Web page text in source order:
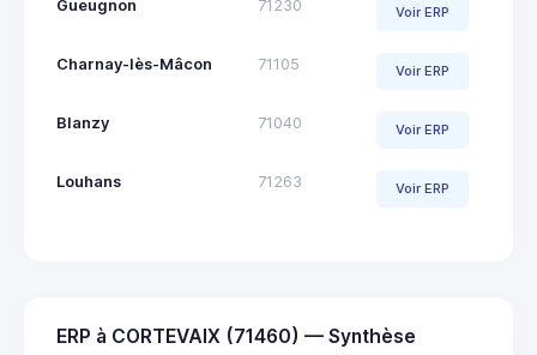
Gueugnon 71230 Voir ERP
Charnay-lès-Mâcon 71105 Voir ERP
Blanzy 71040 Voir ERP
Louhans 71263 Voir ERP
ERP à CORTEVAIX (71460) — Synthèse